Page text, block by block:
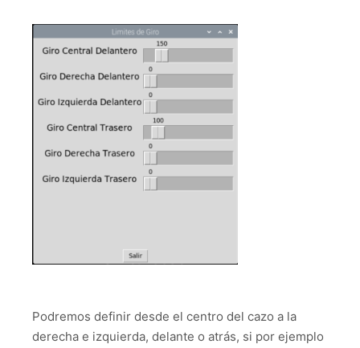
Podremos definir desde el centro del cazo a la
derecha e izquierda, delante o atrás, si por ejemplo